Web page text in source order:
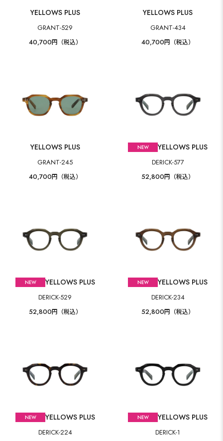
YELLOWS PLUS
GRANT-529
40,700円（税込）
YELLOWS PLUS
GRANT-434
40,700円（税込）
YELLOWS PLUS
GRANT-245
40,700円（税込）
YELLOWS PLUS
DERICK-577
52,800円（税込）
YELLOWS PLUS
DERICK-529
52,800円（税込）
YELLOWS PLUS
DERICK-234
52,800円（税込）
YELLOWS PLUS
DERICK-224
YELLOWS PLUS
DERICK-1